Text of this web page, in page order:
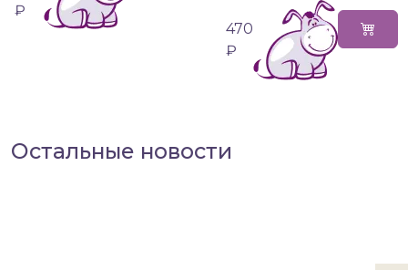
₽
470
₽
Остальные новости